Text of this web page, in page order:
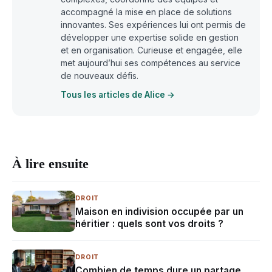
accompagné la mise en place de solutions
innovantes. Ses expériences lui ont permis de
développer une expertise solide en gestion
et en organisation. Curieuse et engagée, elle
met aujourd’hui ses compétences au service
de nouveaux défis.
Tous les articles de Alice →
À lire ensuite
DROIT
Maison en indivision occupée par un
héritier : quels sont vos droits ?
DROIT